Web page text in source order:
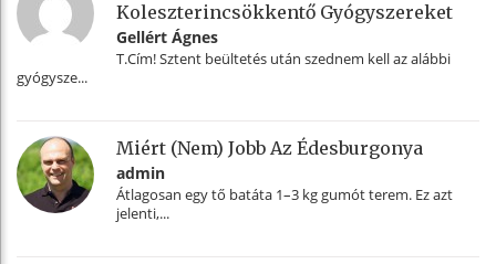
Koleszterincsökkentő Gyógyszereket
Gellért Ágnes
T.Cím! Sztent beültetés után szednem kell az alábbi
gyógysze...
Miért (nem) Jobb Az Édesburgonya
admin
Átlagosan egy tő batáta 1–3 kg gumót terem. Ez azt
jelenti,...